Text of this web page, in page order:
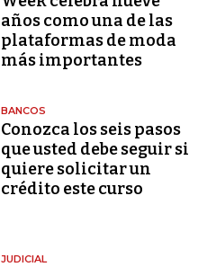
años como una de las
plataformas de moda
más importantes
BANCOS
Conozca los seis pasos
que usted debe seguir si
quiere solicitar un
crédito este curso
JUDICIAL